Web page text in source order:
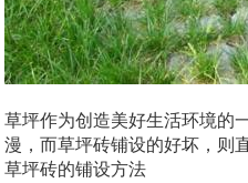
草坪作为创造美好生活环境的
漫，而草坪砖铺设的好坏，则
草坪砖的铺设方法